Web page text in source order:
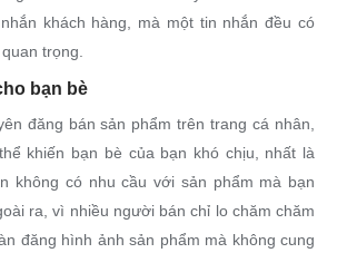
khách hàng, mà một tin nhắn đều có
trọng.
bạn bè
đăng bán sản phẩm trên trang cá nhân,
khiến bạn bè của bạn khó chịu, nhất là
không có nhu cầu với sản phẩm mà bạn
ra, vì nhiều người bán chỉ lo chăm chăm
đăng hình ảnh sản phẩm mà không cung